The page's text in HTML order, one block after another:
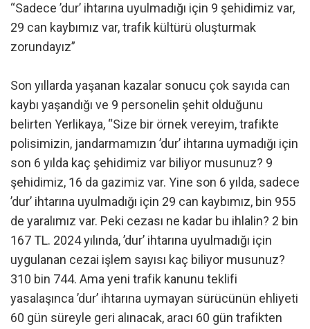
“Sadece ’dur’ ihtarına uyulmadığı için 9 şehidimiz var,
29 can kaybımız var, trafik kültürü oluşturmak
zorundayız”
Son yıllarda yaşanan kazalar sonucu çok sayıda can
kaybı yaşandığı ve 9 personelin şehit olduğunu
belirten Yerlikaya, “Size bir örnek vereyim, trafikte
polisimizin, jandarmamızın ’dur’ ihtarına uymadığı için
son 6 yılda kaç şehidimiz var biliyor musunuz? 9
şehidimiz, 16 da gazimiz var. Yine son 6 yılda, sadece
’dur’ ihtarına uyulmadığı için 29 can kaybımız, bin 955
de yaralımız var. Peki cezası ne kadar bu ihlalin? 2 bin
167 TL. 2024 yılında, ’dur’ ihtarına uyulmadığı için
uygulanan cezai işlem sayısı kaç biliyor musunuz?
310 bin 744. Ama yeni trafik kanunu teklifi
yasalaşınca ’dur’ ihtarına uymayan sürücünün ehliyeti
60 gün süreyle geri alınacak, aracı 60 gün trafikten